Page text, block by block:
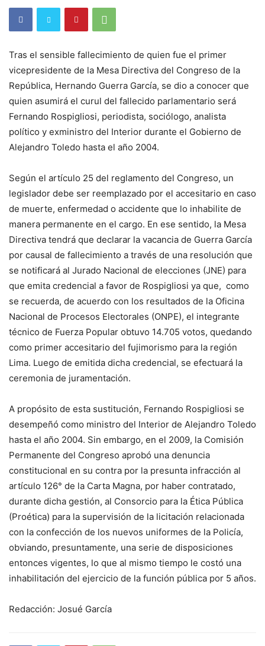
Tras el sensible fallecimiento de quien fue el primer
vicepresidente de la Mesa Directiva del Congreso de la
República, Hernando Guerra García, se dio a conocer que
quien asumirá el curul del fallecido parlamentario será
Fernando Rospigliosi, periodista, sociólogo, analista
político y exministro del Interior durante el Gobierno de
Alejandro Toledo hasta el año 2004.
Según el artículo 25 del reglamento del Congreso, un
legislador debe ser reemplazado por el accesitario en caso
de muerte, enfermedad o accidente que lo inhabilite de
manera permanente en el cargo. En ese sentido, la Mesa
Directiva tendrá que declarar la vacancia de Guerra García
por causal de fallecimiento a través de una resolución que
se notificará al Jurado Nacional de elecciones (JNE) para
que emita credencial a favor de Rospigliosi ya que, como
se recuerda, de acuerdo con los resultados de la Oficina
Nacional de Procesos Electorales (ONPE), el integrante
técnico de Fuerza Popular obtuvo 14.705 votos, quedando
como primer accesitario del fujimorismo para la región
Lima. Luego de emitida dicha credencial, se efectuará la
ceremonia de juramentación.
A propósito de esta sustitución, Fernando Rospigliosi se
desempeñó como ministro del Interior de Alejandro Toledo
hasta el año 2004. Sin embargo, en el 2009, la Comisión
Permanente del Congreso aprobó una denuncia
constitucional en su contra por la presunta infracción al
artículo 126° de la Carta Magna, por haber contratado,
durante dicha gestión, al Consorcio para la Ética Pública
(Proética) para la supervisión de la licitación relacionada
con la confección de los nuevos uniformes de la Policía,
obviando, presuntamente, una serie de disposiciones
entonces vigentes, lo que al mismo tiempo le costó una
inhabilitación del ejercicio de la función pública por 5 años.
Redacción: Josué García